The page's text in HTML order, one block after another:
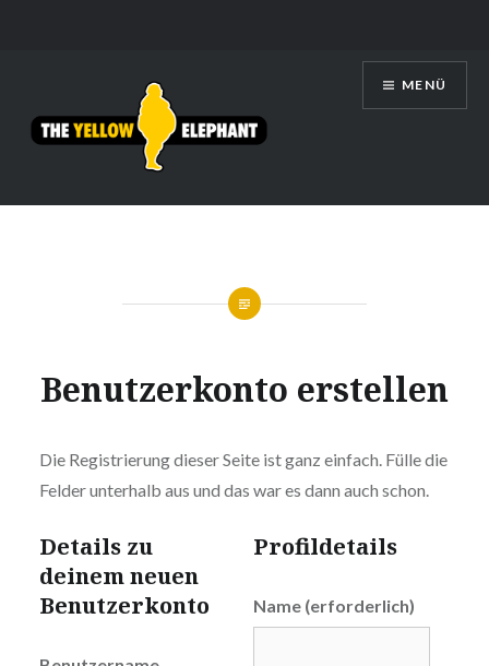
springen
THE YELLOW ELEPHANT
MENÜ
Benutzerkonto erstellen
Die Registrierung dieser Seite ist ganz einfach. Fülle die
Felder unterhalb aus und das war es dann auch schon.
Details zu
deinem neuen
Benutzerkonto
Profildetails
Name (erforderlich)